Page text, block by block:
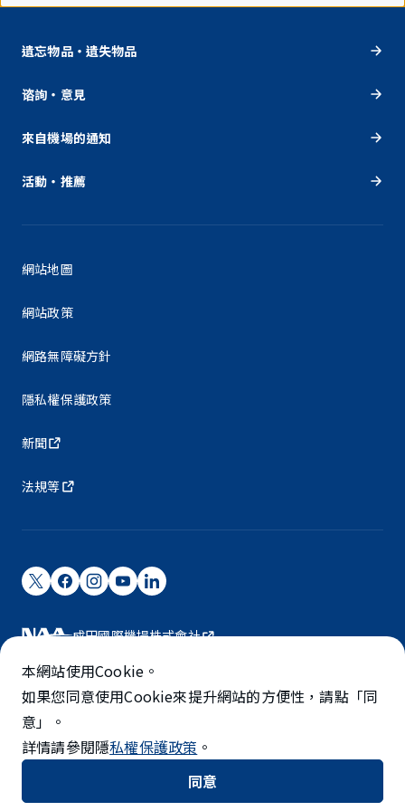
遺忘物品・遺失物品
谘詢・意見
來自機場的通知
活動・推薦
網站地圖
網站政策
網路無障礙方針
隱私權保護政策
新聞
法規等
成田國際機場株式會社
成田國際機場由NAA營運。
©NARITA INTERNATIONAL AIRPORT CORPORATION
5-STAR AIRPORT
本網站使用Cookie。
如果您同意使用Cookie來提升網站的方便性，請點「同
意」。
詳情請參閱隱私權保護政策 。
同意